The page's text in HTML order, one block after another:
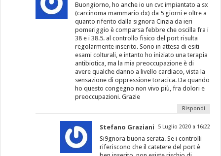
Buongiorno, ho anche io un cvc impiantato a sx
(carcinoma mammario dx) da 5 giorni e oltre a
quanto riferito dalla signora Cinzia da ieri
pomeriggio è comparsa febbre che oscilla fra i
38 e i 38.5. al controllo fisico del port risulta
regolarmente inserito. Sono in attesa di esiti
esami colturali, e intanto ho iniziato una terapia
antibiotica, ma la mia preoccupazione è di
avere qualche danno a livello cardiaco, vista la
sensazione di oppressione toracica. Da quando
ho questo congegno non vivo più, fra dolori e
preoccupazioni. Grazie
Rispondi
Stefano Graziani 5 Luglio 2020 a 16:22
Si9gnora buona serata. Se i controlli
riferiscono che il catetere del port è